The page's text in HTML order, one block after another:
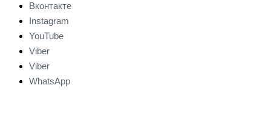
Вконтакте
Instagram
YouTube
Viber
Viber
WhatsApp